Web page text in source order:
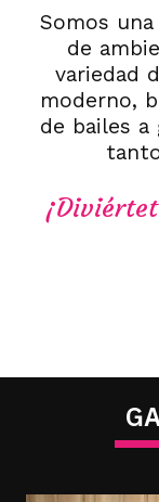
Somos
de
variedad
moderno,
de bailes a